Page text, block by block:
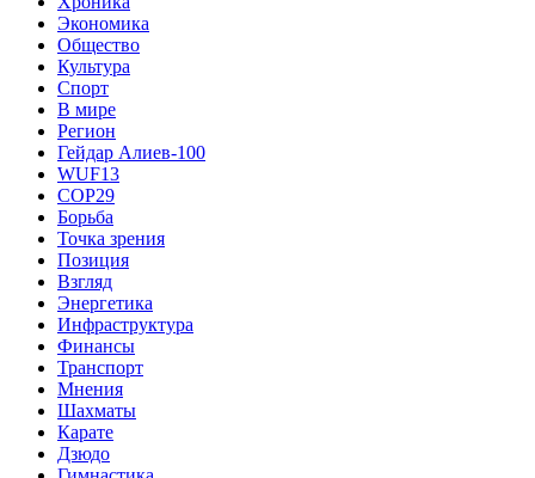
Экономика
Общество
Культура
Спорт
В мире
Регион
Гейдар Алиев-100
WUF13
COP29
Борьба
Точка зрения
Позиция
Взгляд
Энергетика
Инфраструктура
Финансы
Транспорт
Мнения
Шахматы
Карате
Дзюдо